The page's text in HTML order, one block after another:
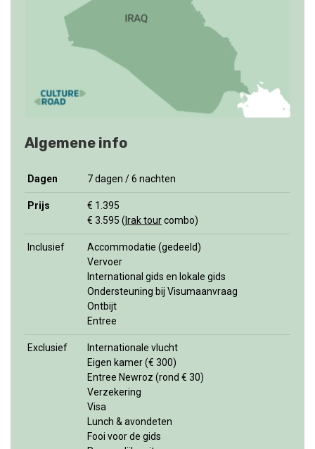
Algemene info
Dagen 7 dagen / 6 nachten
Prijs
€ 1.395
€ 3.595 ( Irak tourcombo)
Inclusief
Accommodatie (gedeeld)
Vervoer
International gids en lokale gids
Ondersteuning bij Visumaanvraag
Ontbijt
Entree
Exclusief
Internationale vlucht
Eigen kamer (€ 300)
Entree Newroz (rond € 30)
Verzekering
Visa
Lunch & avondeten
Fooi voor de gids